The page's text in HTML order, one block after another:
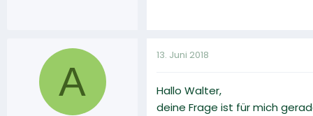
A
13. Juni 2018
Hallo Walter,
deine Frage ist für mich